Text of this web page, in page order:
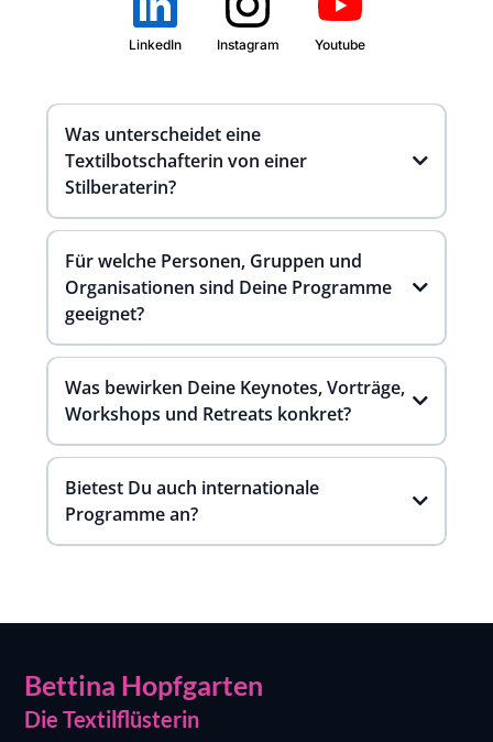
LinkedIn Instagram Youtube
Was unterscheidet eine
Textilbotschafterin von einer
Stilberaterin?
Für welche Personen, Gruppen und
Organisationen sind Deine Programme
geeignet?
Was bewirken Deine Keynotes, Vorträge,
Workshops und Retreats konkret?
Bietest Du auch internationale
Programme an?
Bettina Hopfgarten
Die Textilflüsterin